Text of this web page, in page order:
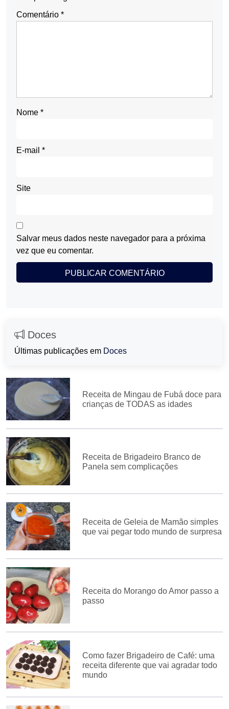
Comentário *
Nome *
E-mail *
Site
Salvar meus dados neste navegador para a próxima
vez que eu comentar.
Doces
Últimas publicações em Doces
Receita de Mingau de Fubá doce para
crianças de TODAS as idades
Receita de Brigadeiro Branco de
Panela sem complicações
Receita de Geleia de Mamão simples
que vai pegar todo mundo de surpresa
Receita do Morango do Amor passo a
passo
Como fazer Brigadeiro de Café: uma
receita diferente que vai agradar todo
mundo